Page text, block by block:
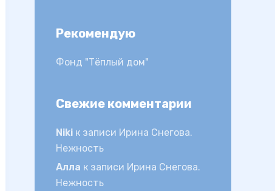
Рекомендую
Фонд "Тёплый дом"
Свежие комментарии
Niki к записи Ирина Снегова.
Нежность
Алла к записи Ирина Снегова.
Нежность